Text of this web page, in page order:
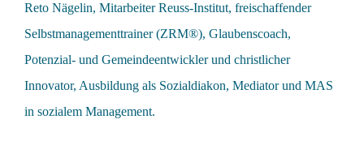
Reto Nägelin, Mitarbeiter Reuss-Institut, freischaffender
Selbstmanagementtrainer (ZRM®), Glaubenscoach,
Potenzial- und Gemeindeentwickler und christlicher
Innovator, Ausbildung als Sozialdiakon, Mediator und MAS
in sozialem Management.